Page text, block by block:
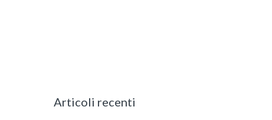
Articoli recenti